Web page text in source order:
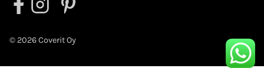
© 2026 Coverit Oy